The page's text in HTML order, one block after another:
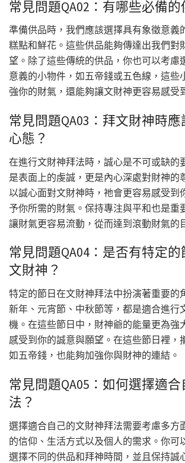
常見問題QA02：有哪些必備的
準備供品時，我們應該選擇具有象徵意義
糕點和鮮花。這些供品能夠傳達出我們對
望。除了這些傳統的供品，你也可以考慮
意義的小物件，如五帝錢或五色線，這些
強你的財氣，還能夠讓文財神更容易感受
常見問題QA03：拜文財神時
心態？
在進行文財神拜法時，誠心是不可或缺的
是表面上的虔誠，更是內心深處對財神的
以誠心面對文財神時，祂會更容易感受到
予你所需的財氣。保持專注與平和也是重
讓財氣更容易流動，從而達到滾動財氣的
常見問題QA04：是否有特定
文財神？
特定的節日在文財神拜法中扮演著重要的
新年、元宵節、中秋節等，都是適合進行
機。在這些節日中，財神爺的能量更為強
感受到你的誠意與願望。在這些節日裡，
如五帝錢，也能夠加強你與財神的連結。
常見問題QA05：如何選擇適
法？
選擇適合自己的文財神拜法需要考慮多方
的信仰、生活方式以及個人的需求。你可
選擇不同的供品和拜神時間，並且保持誠